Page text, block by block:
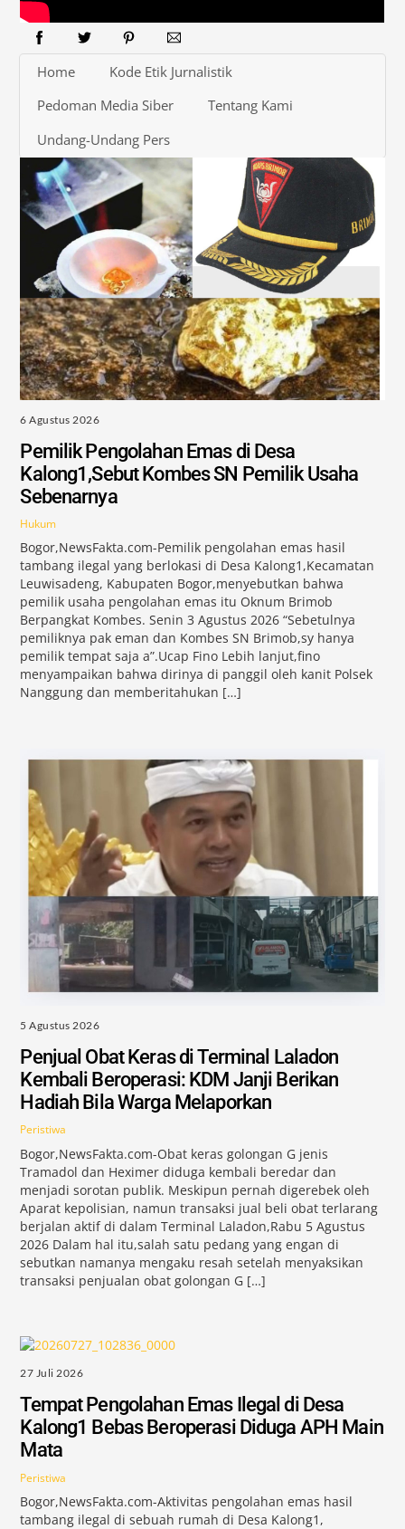
Home
Kode Etik Jurnalistik
Pedoman Media Siber
Tentang Kami
Undang-Undang Pers
6 Agustus 2026
Pemilik Pengolahan Emas di Desa
Kalong1,Sebut Kombes SN Pemilik Usaha
Sebenarnya
Hukum
Bogor,NewsFakta.com-Pemilik pengolahan emas hasil
tambang ilegal yang berlokasi di Desa Kalong1,Kecamatan
Leuwisadeng, Kabupaten Bogor,menyebutkan bahwa
pemilik usaha pengolahan emas itu Oknum Brimob
Berpangkat Kombes. Senin 3 Agustus 2026 “Sebetulnya
pemiliknya pak eman dan Kombes SN Brimob,sy hanya
pemilik tempat saja a”.Ucap Fino Lebih lanjut,fino
menyampaikan bahwa dirinya di panggil oleh kanit Polsek
Nanggung dan memberitahukan […]
5 Agustus 2026
Penjual Obat Keras di Terminal Laladon
Kembali Beroperasi: KDM Janji Berikan
Hadiah Bila Warga Melaporkan
Peristiwa
Bogor,NewsFakta.com-Obat keras golongan G jenis
Tramadol dan Heximer diduga kembali beredar dan
menjadi sorotan publik. Meskipun pernah digerebek oleh
Aparat kepolisian, namun transaksi jual beli obat terlarang
berjalan aktif di dalam Terminal Laladon,Rabu 5 Agustus
2026 Dalam hal itu,salah satu pedang yang engan di
sebutkan namanya mengaku resah setelah menyaksikan
transaksi penjualan obat golongan G […]
27 Juli 2026
Tempat Pengolahan Emas Ilegal di Desa
Kalong1 Bebas Beroperasi Diduga APH Main
Mata
Peristiwa
Bogor,NewsFakta.com-Aktivitas pengolahan emas hasil
tambang ilegal di sebuah rumah di Desa Kalong1,